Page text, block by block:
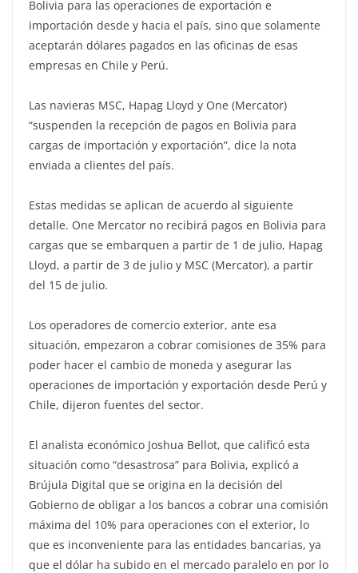
Bolivia para las operaciones de exportación e
importación desde y hacia el país, sino que solamente
aceptarán dólares pagados en las oficinas de esas
empresas en Chile y Perú.
Las navieras MSC, Hapag Lloyd y One (Mercator)
“suspenden la recepción de pagos en Bolivia para
cargas de importación y exportación”, dice la nota
enviada a clientes del país.
Estas medidas se aplican de acuerdo al siguiente
detalle. One Mercator no recibirá pagos en Bolivia para
cargas que se embarquen a partir de 1 de julio, Hapag
Lloyd, a partir de 3 de julio y MSC (Mercator), a partir
del 15 de julio.
Los operadores de comercio exterior, ante esa
situación, empezaron a cobrar comisiones de 35% para
poder hacer el cambio de moneda y asegurar las
operaciones de importación y exportación desde Perú y
Chile, dijeron fuentes del sector.
El analista económico Joshua Bellot, que calificó esta
situación como “desastrosa” para Bolivia, explicó a
Brújula Digital que se origina en la decisión del
Gobierno de obligar a los bancos a cobrar una comisión
máxima del 10% para operaciones con el exterior, lo
que es inconveniente para las entidades bancarias, ya
que el dólar ha subido en el mercado paralelo en por lo